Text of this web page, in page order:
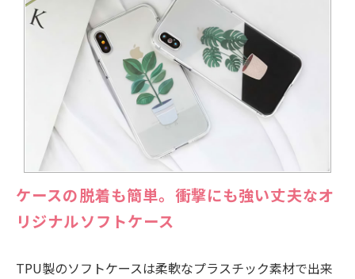
ケースの脱着も簡単。衝撃にも強い丈夫なオ
リジナルソフトケース
TPU製のソフトケースは柔軟なプラスチック素材で出来